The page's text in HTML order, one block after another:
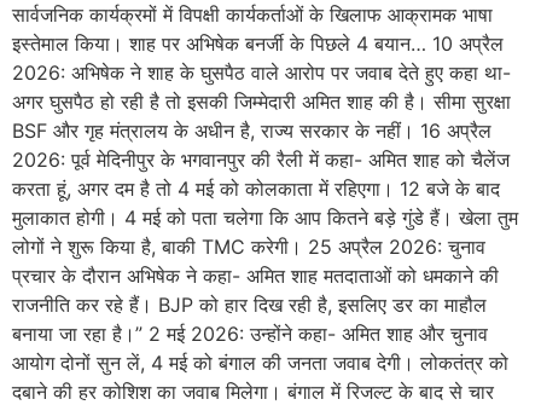
सार्वजनिक कार्यक्रमों में विपक्षी कार्यकर्ताओं के खिलाफ आक्रामक भाषा
इस्तेमाल किया। शाह पर अभिषेक बनर्जी के पिछले 4 बयान… 10 अप्रैल
2026: अभिषेक ने शाह के घुसपैठ वाले आरोप पर जवाब देते हुए कहा था-
अगर घुसपैठ हो रही है तो इसकी जिम्मेदारी अमित शाह की है। सीमा सुरक्षा
BSF और गृह मंत्रालय के अधीन है, राज्य सरकार के नहीं। 16 अप्रैल
2026: पूर्व मेदिनीपुर के भगवानपुर की रैली में कहा- अमित शाह को चैलेंज
करता हूं, अगर दम है तो 4 मई को कोलकाता में रहिएगा। 12 बजे के बाद
मुलाकात होगी। 4 मई को पता चलेगा कि आप कितने बड़े गुंडे हैं। खेला तुम
लोगों ने शुरू किया है, बाकी TMC करेगी। 25 अप्रैल 2026: चुनाव
प्रचार के दौरान अभिषेक ने कहा- अमित शाह मतदाताओं को धमकाने की
राजनीति कर रहे हैं। BJP को हार दिख रही है, इसलिए डर का माहौल
बनाया जा रहा है।” 2 मई 2026: उन्होंने कहा- अमित शाह और चुनाव
आयोग दोनों सुन लें, 4 मई को बंगाल की जनता जवाब देगी। लोकतंत्र को
दबाने की हर कोशिश का जवाब मिलेगा। बंगाल में रिजल्ट के बाद से चार